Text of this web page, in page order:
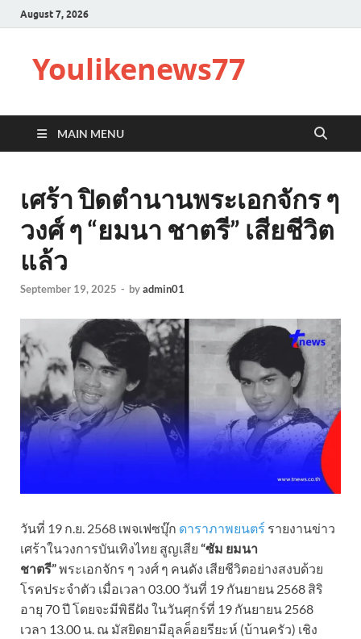
August 7, 2026
Youlikenews77
MAIN MENU
เศร้า ปิดตำนานพระเอกจักร ๆ
วงศ์ ๆ “ยมนา ชาตรี” เสียชีวิต
แล้ว
September 19, 2025 - byadmin01
วันที่ 19 ก.ย. 2568 เพจเฟซบุ๊ก ดาราภาพยนตร์ รายงานข่าว
เศร้าในวงการบันเทิงไทย สูญเสีย “ซัม ยมนา
ชาตรี”พระเอกจักร ๆ วงศ์ ๆ คนดัง เสียชีวิตอย่างสงบด้วย
โรคประจำตัว เมื่อเวลา 03.00 วันที่ 19 กันยายน 2568 สิริ
อายุ 70 ปี โดยจะมีพิธีฝัง ในวันศุกร์ที่ 19 กันยายน 2568
เวลา 13.00 น. ณ มัสยิดยามีอุลค็อยรียะห์ (บ้านครัว) เชิง